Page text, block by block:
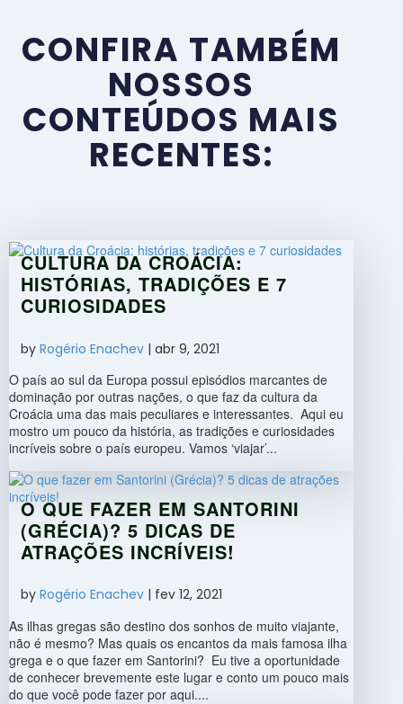
CONFIRA TAMBÉM
NOSSOS
CONTEÚDOS MAIS
RECENTES:
CULTURA DA CROÁCIA:
HISTÓRIAS, TRADIÇÕES E 7
CURIOSIDADES
by Rogério Enachev | abr 9, 2021
O país ao sul da Europa possui episódios marcantes de
dominação por outras nações, o que faz da cultura da
Croácia uma das mais peculiares e interessantes. Aqui eu
mostro um pouco da história, as tradições e curiosidades
incríveis sobre o país europeu. Vamos ‘viajar’...
O QUE FAZER EM SANTORINI
(GRÉCIA)? 5 DICAS DE
ATRAÇÕES INCRÍVEIS!
by Rogério Enachev | fev 12, 2021
As ilhas gregas são destino dos sonhos de muito viajante,
não é mesmo? Mas quais os encantos da mais famosa ilha
grega e o que fazer em Santorini? Eu tive a oportunidade
de conhecer brevemente este lugar e conto um pouco mais
do que você pode fazer por aqui....